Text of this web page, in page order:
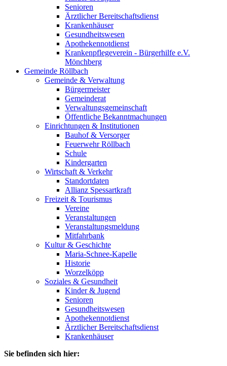
Senioren
Ärztlicher Bereitschaftsdienst
Krankenhäuser
Gesundheitswesen
Apothekennotdienst
Krankenpflegeverein - Bürgerhilfe e.V.
Mönchberg
Gemeinde Röllbach
Gemeinde & Verwaltung
Bürgermeister
Gemeinderat
Verwaltungsgemeinschaft
Öffentliche Bekanntmachungen
Einrichtungen & Institutionen
Bauhof & Versorger
Feuerwehr Röllbach
Schule
Kindergarten
Wirtschaft & Verkehr
Standortdaten
Allianz Spessartkraft
Freizeit & Tourismus
Vereine
Veranstaltungen
Veranstaltungsmeldung
Mitfahrbank
Kultur & Geschichte
Maria-Schnee-Kapelle
Historie
Worzelköpp
Soziales & Gesundheit
Kinder & Jugend
Senioren
Gesundheitswesen
Apothekennotdienst
Ärztlicher Bereitschaftsdienst
Krankenhäuser
Sie befinden sich hier: